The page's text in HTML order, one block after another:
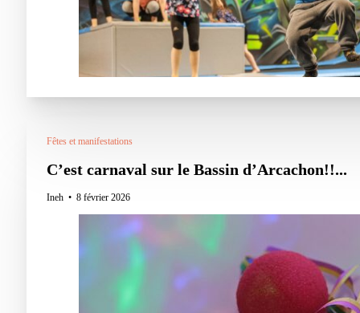
Fêtes et manifestations
C’est carnaval sur le Bassin d’Arcachon!!...
Ineh 8 février 2026